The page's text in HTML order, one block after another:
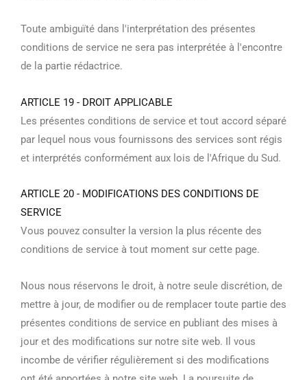
Toute ambiguïté dans l'interprétation des présentes
conditions de service ne sera pas interprétée à l'encontre
de la partie rédactrice.
ARTICLE 19 - DROIT APPLICABLE
Les présentes conditions de service et tout accord séparé
par lequel nous vous fournissons des services sont régis
et interprétés conformément aux lois de l'Afrique du Sud.
ARTICLE 20 - MODIFICATIONS DES CONDITIONS DE
SERVICE
Vous pouvez consulter la version la plus récente des
conditions de service à tout moment sur cette page.
Nous nous réservons le droit, à notre seule discrétion, de
mettre à jour, de modifier ou de remplacer toute partie des
présentes conditions de service en publiant des mises à
jour et des modifications sur notre site web. Il vous
incombe de vérifier régulièrement si des modifications